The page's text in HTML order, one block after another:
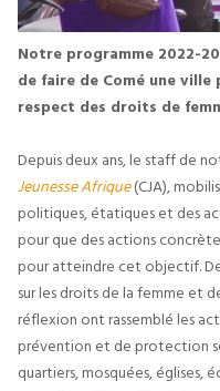
Notre programme 2022-
de faire de Comé une
respect des droits de
Depuis deux ans, le staff de
Jeunesse Afrique(CJA),
politiques, étatiques et des
pour que des actions
pour atteindre cet objectif.
sur les droits de la femme et
réflexion ont rassemblé les
prévention et de protection
quartiers, mosquées, églises,